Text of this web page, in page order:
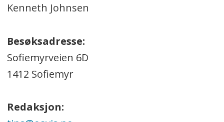
Kenneth Johnsen
Besøksadresse:
Sofiemyrveien 6D
1412 Sofiemyr
Redaksjon: